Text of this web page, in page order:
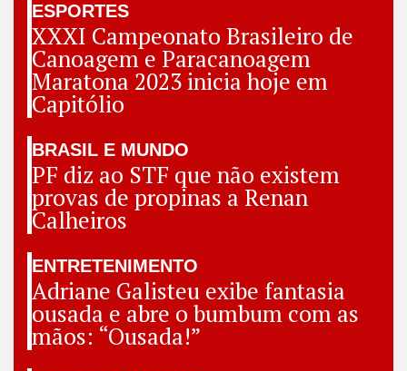
ESPORTES
XXXI Campeonato Brasileiro de
Canoagem e Paracanoagem
Maratona 2023 inicia hoje em
Capitólio
BRASIL E MUNDO
PF diz ao STF que não existem
provas de propinas a Renan
Calheiros
ENTRETENIMENTO
Adriane Galisteu exibe fantasia
ousada e abre o bumbum com as
mãos: “Ousada!”